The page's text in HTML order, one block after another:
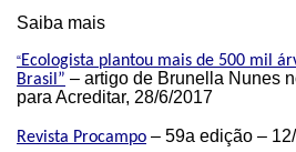
Saiba mais
“Ecologista plantou mais de 500 mil
Brasil” – artigo de Brunella Nunes
para Acreditar, 28/6/2017
Revista Procampo – 59a edição –